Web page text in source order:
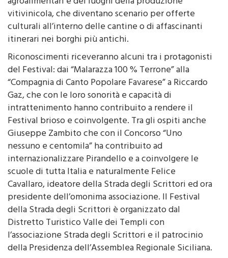
vitivinicola, che diventano scenario per offerte
culturali all’interno delle cantine o di affascinanti
itinerari nei borghi più antichi.
Riconoscimenti riceveranno alcuni tra i protagonisti
del Festival: dai “Malarazza 100 % Terrone” alla
“Compagnia di Canto Popolare Favarese” a Riccardo
Gaz, che con le loro sonorità e capacità di
intrattenimento hanno contribuito a rendere il
Festival brioso e coinvolgente. Tra gli ospiti anche
Giuseppe Zambito che con il Concorso “Uno
nessuno e centomila” ha contribuito ad
internazionalizzare Pirandello e a coinvolgere le
scuole di tutta Italia e naturalmente Felice
Cavallaro, ideatore della Strada degli Scrittori ed ora
presidente dell’omonima associazione. Il Festival
della Strada degli Scrittori è organizzato dal
Distretto Turistico Valle dei Templi con
l’associazione Strada degli Scrittori e il patrocinio
della Presidenza dell’Assemblea Regionale Siciliana.